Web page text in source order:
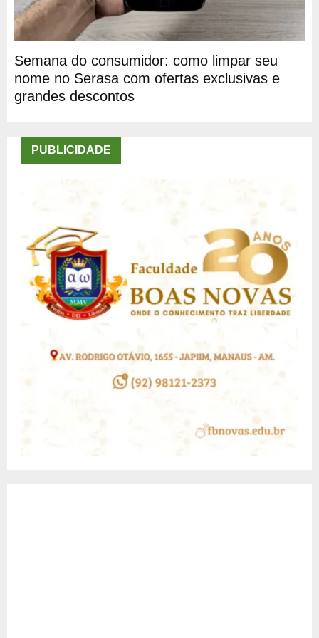
Semana do consumidor: como limpar seu
nome no Serasa com ofertas exclusivas e
grandes descontos
PUBLICIDADE